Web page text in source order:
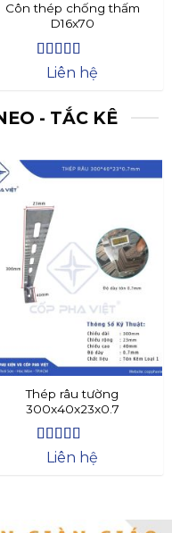
Côn thép chống thấm
D16x70
Được xếp
5
Liên hệ
- TẮC KÊ
Thép râu tường
300x40x23x0.7
Được xếp
Liên hệ